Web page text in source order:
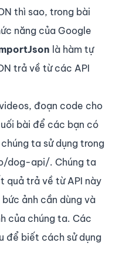
thì sao, trong bài
năng của Google
là hàm tự
trả về từ các API
đoạn code cho
bài để các bạn có
ta sử dụng trong
dog-api/. Chúng ta
quả trả về từ API này
ảnh cần dùng và
của chúng ta. Các
để biết cách sử dụng